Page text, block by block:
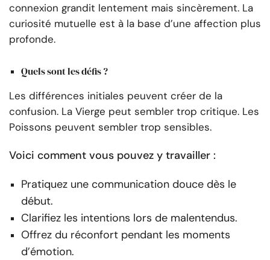
connexion grandit lentement mais sincèrement. La
curiosité mutuelle est à la base d’une affection plus
profonde.
Quels sont les défis ?
Les différences initiales peuvent créer de la
confusion. La Vierge peut sembler trop critique. Les
Poissons peuvent sembler trop sensibles.
Voici comment vous pouvez y travailler :
Pratiquez une communication douce dès le
début.
Clarifiez les intentions lors de malentendus.
Offrez du réconfort pendant les moments
d’émotion.